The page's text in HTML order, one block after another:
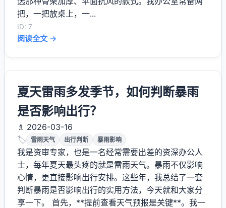
把，一把放桌上，一...
ID: 7
阅读全文 →
夏天雷雨多发季节，如何判断暴雨
是否影响出行？
♗ 2026-03-16
🏷️
雷雨天气 出行判断 暴雨影响
我是资审专家，也是一名经常需要出差的资深办公人
士，每年夏天最头疼的就是雷雨天气。暴雨不仅影响
心情，更直接影响出行安排。这些年，我总结了一套
判断暴雨是否影响出行的实用方法，今天就和大家分
享一下。 首先，**提前查看天气预报是关键**。我一